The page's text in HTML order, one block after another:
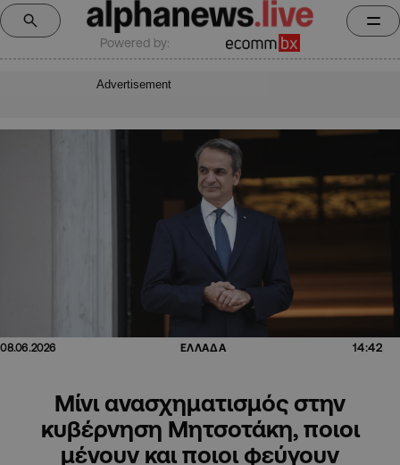
Powered by:
Advertisement
08.06.2026 ΕΛΛΑΔΑ 14:42
Μίνι ανασχηματισμός στην
κυβέρνηση Μητσοτάκη, ποιοι
μένουν και ποιοι φεύγουν